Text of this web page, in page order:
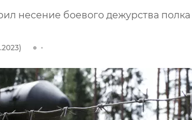
несение боевого дежурства полка